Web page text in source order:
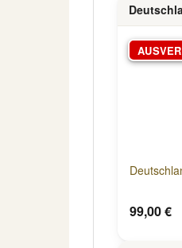
99,00 €